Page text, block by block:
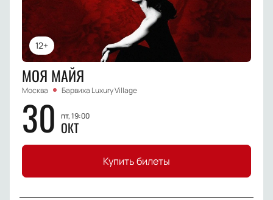
12+
МОЯ МАЙЯ
Москва Барвиха Luxury Village
30 пт, 19:00
ОКТ
Купить билеты